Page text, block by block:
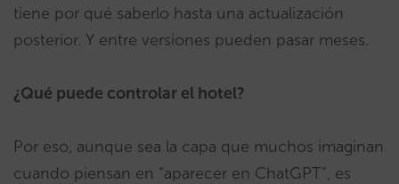
tiene por qué saberlo hasta una actualización
posterior. Y entre versiones pueden pasar meses.
¿Qué puede controlar el hotel?
Por eso, aunque sea la capa que muchos imaginan
cuando piensan en “aparecer en ChatGPT”, es